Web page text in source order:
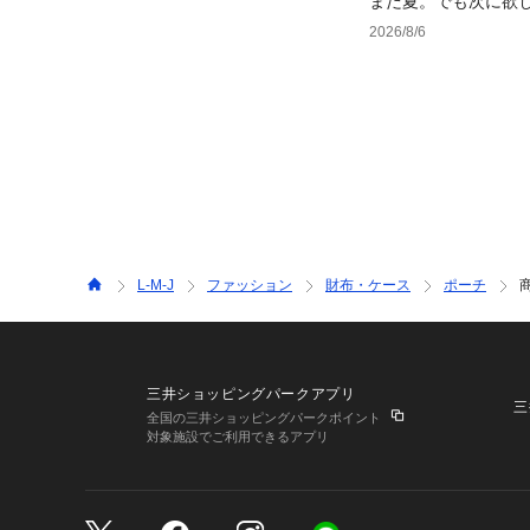
2026/8/6
L-M-J ファッション 財布・ケース ポーチ
三井ショッピングパークアプリ
全国の三井ショッピングパークポイント
対象施設でご利用できるアプリ